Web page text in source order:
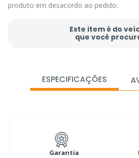
produto em desacordo ao pedido.
Este item é do
que você
ESPECIFICAÇÕES
Garantia